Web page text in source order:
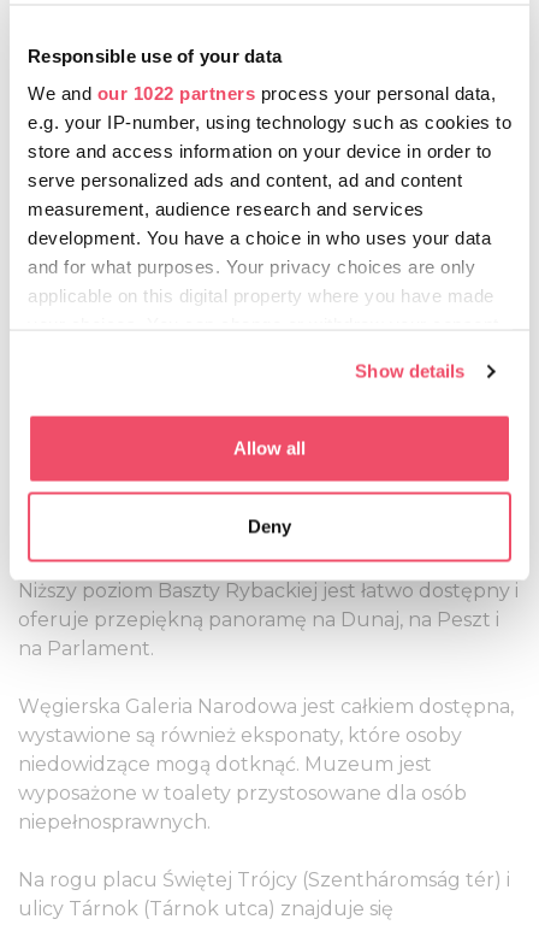
Responsible use of your data
We and our 1022 partners process your personal data,
e.g. your IP-number, using technology such as cookies to
store and access information on your device in order to
serve personalized ads and content, ad and content
measurement, audience research and services
development. You have a choice in who uses your data
and for what purposes. Your privacy choices are only
applicable on this digital property where you have made
If you allow, we would also like to:
which can be accurate to within several meters
Identify your device by actively scanning it for
specific characteristics (fingerprinting)
Find out more about how your personal data is processed
and set your preferences in thedetails section.
provide social media features and to analyse our traffic.
We also share information about your use of our site with
our social media, advertising and analytics partners who
may combine it with other information that you’ve
provided to them or that they’ve collected from your use
Show details
Allow all
Deny
cała dzielnica Zamkowa Budy jest pokryta kostką brukową,
jest to więc trudny teren do nawigacji, natomiast pewne
części Dzielnicy Zamkowej mają już nową nawierzchnię.
W pobliżu zamku ruch samochodowy jest
ograniczony ze względu na ochronę strefy
zabytkowej. Osoby niepełnosprawne mogą wjechać
bezpłatnie i bez pozwolenia pod warunkiem
posiadania ważnej karty parkingowej. Poza tym,
busami 16, 16A, 116, kolejką linową lub windą z
Bezpłatny bilet można otrzymać w kasie Kościoła
Macieja – również dla osób towarzyszących – należy
natomiast poprosić o otwarcie wejścia
Niższy poziom Baszty Rybackiej jest łatwo dostępny i
oferuje przepiękną panoramę na Dunaj, na Peszt i
na Parlament.
Węgierska Galeria Narodowa jest całkiem dostępna,
wystawione są również eksponaty, które osoby
niedowidzące mogą dotknąć. Muzeum jest
wyposażone w toalety przystosowane dla osób
niepełnosprawnych.
Na rogu placu Świętej Trójcy (Szentháromság tér) i
ulicy Tárnok (Tárnok utca) znajduje się